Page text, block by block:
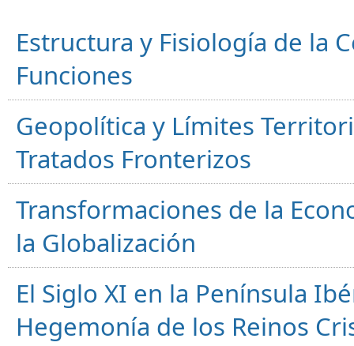
Estructura y Fisiología de la
Funciones
Geopolítica y Límites
Tratados Fronterizos
Transformaciones de la
la Globalización
El Siglo XI en la Península
Hegemonía de los Reinos